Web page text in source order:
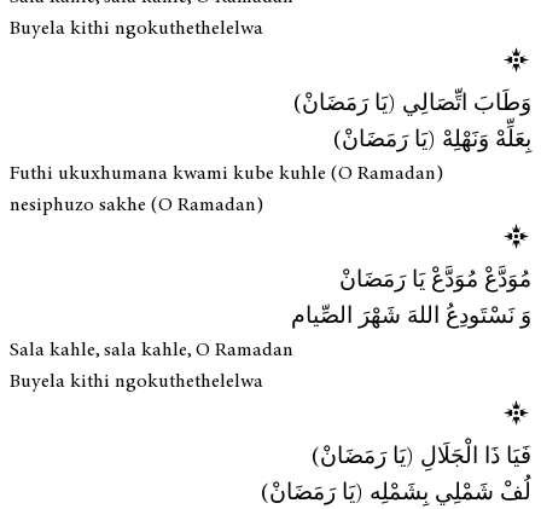
Buyela kithi ngokuthethelelwa
وَطَابَ اتِّصَالِي (يَا رَمَضَانْ)
بِعَلِّهْ وَنَهْلِهْ (يَا رَمَضَانْ)
Futhi ukuxhumana kwami kube kuhle (O Ramadan)
nesiphuzo sakhe (O Ramadan)
مُوَدَّعْ مُوَدَّعْ يَا رَمَضَانْ
وَ نَسْتَودِعُ اللهَ شَهْرَ الصِّيام
Sala kahle, sala kahle, O Ramadan
Buyela kithi ngokuthethelelwa
فَيَا ذَا الْجَلَالِ (يَا رَمَضَانْ)
لُفْ شَمْلِي بِشَمْلِه (يَا رَمَضَانْ)